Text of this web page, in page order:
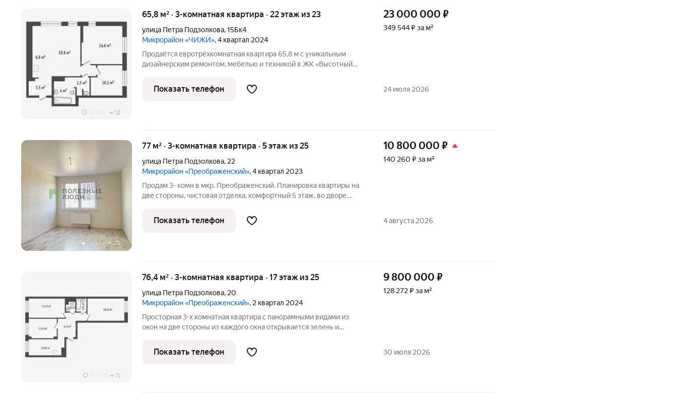
+ 18
65,8 м² · 3-комнатная квартира · 22 этаж из 23
улица Петра Подзолкова,15Бк4
Микрорайон «ЧИЖИ», 4 квартал 2024
Продаётся евротрёхкомнатная квартира 65,8 м с уникальным
дизайнерским ремонтом, мебелью и техникой в ЖК «Высотный
район). В квартире никто не жил, планы владельцев изменились ,
после того как
23 000 000 ₽
349 544 ₽ за м²
Показать телефон 24 июля 2026
+25
77 м² · 3-комнатная квартира · 5 этаж из 25
улица Петра Подзолкова, 22
Микрорайон «Преображенский», 4 квартал 2023
Продам 3- комн в мкр. Преображенский. Планировка квартиры на
две стороны, чистовая отделка, комфортный 5 этаж, во дворе
доступности Пятерочка и Магнит, гипермаркет Лента и ТРК
Планета, а
10 800 000 ₽
140 260 ₽ за м²
Показать телефон 4 августа 2026
+ 11
76,4 м² · 3-комнатная квартира · 17 этаж из 25
улица Петра Подзолкова, 20
Микрорайон «Преображенский», 2 квартал 2024
Просторная 3-х комнатная квартира с панорамными видами из
окон на две стороны из каждого окна открывается зелень и
собственной большой парковкой за территорией строящегося
храма, рядом с
9 800 000 ₽
128 272 ₽ за м²
Показать телефон 30 июля 2026